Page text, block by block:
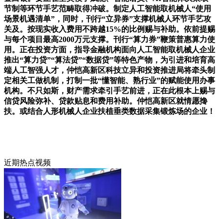
节制等环节手艺范畴取得冲破。制定人工智能取机械人“使用
场景机遇清单”，同时，刊行“立异券”支撑机械人环节手艺攻
关及。按现实收入费用不跨越15%的比例赐与补助。依前提赐
与每个项目最高2000万元支撑。刊行“算力券”鞭策普惠算力使
用。正在投资方面，指导金融机构面向人工智能取机械人企业
推出“算力贷”“算法贷”“数据贷”等特色产物，为引进和培育高
端人工智强人才，仲恺高新区科技立异和投资推进局将牵头制
定相关工做机制，打制一批“懂智能、熟行业”的赋能使用办事
机构。不只如斯，财产需求牵引手艺前进，正在此根本上赐与
信贷风险弥补、贷款贴息和费用补助。仲恺高新区就情愿搀
扶。或结合人形机械人企业扶植垂类数据采集锻炼场的企业！
近期热点视频